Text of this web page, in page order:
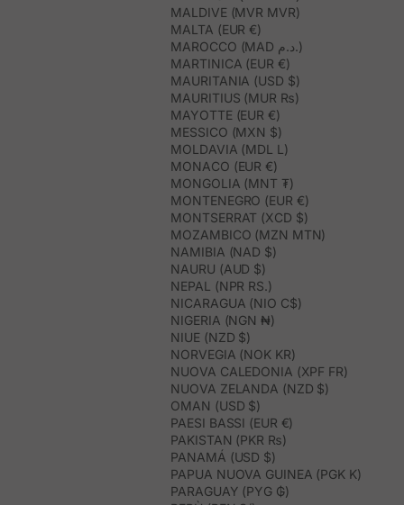
MALDIVE (MVR MVR)
MALTA (EUR €)
MAROCCO (MAD د.م.)
MARTINICA (EUR €)
MAURITANIA (USD $)
MAURITIUS (MUR ₨)
MAYOTTE (EUR €)
MESSICO (MXN $)
MOLDAVIA (MDL L)
MONACO (EUR €)
MONGOLIA (MNT ₮)
MONTENEGRO (EUR €)
MONTSERRAT (XCD $)
MOZAMBICO (MZN MTN)
NAMIBIA (NAD $)
NAURU (AUD $)
NEPAL (NPR RS.)
NICARAGUA (NIO C$)
NIGERIA (NGN ₦)
NIUE (NZD $)
NORVEGIA (NOK KR)
NUOVA CALEDONIA (XPF FR)
NUOVA ZELANDA (NZD $)
OMAN (USD $)
PAESI BASSI (EUR €)
PAKISTAN (PKR ₨)
PANAMÁ (USD $)
PAPUA NUOVA GUINEA (PGK K)
PARAGUAY (PYG ₲)